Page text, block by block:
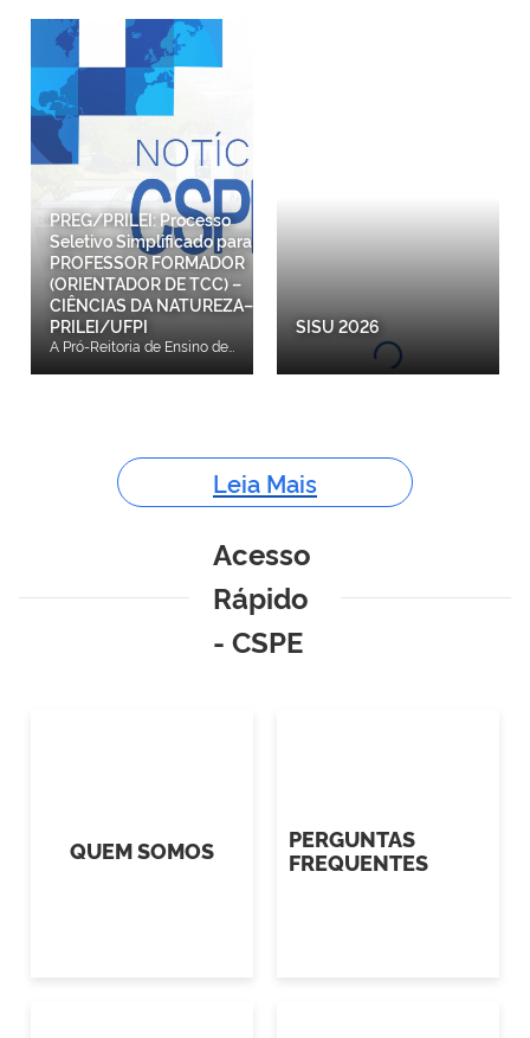
PREG/PRILEI: Processo
Seletivo Simplificado para
PROFESSOR FORMADOR
(ORIENTADOR DE TCC) –
CIÊNCIAS DA NATUREZA–
PRILEI/UFPI
SISU 2026
Leia Mais
Acesso
Rápido
- CSPE
QUEM SOMOS
PERGUNTAS
FREQUENTES